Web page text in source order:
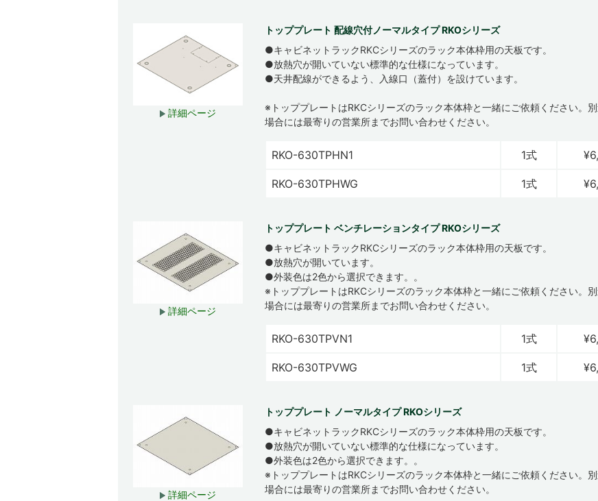
詳細ページ
トッププレート 配線穴付ノーマルタイプ RKOシリーズ
●キャビネットラックRKCシリーズのラック本体枠用の天板です。
●放熱穴が開いていない標準的な仕様になっています。
●天井配線ができるよう、入線口（蓋付）を設けています。
※トッププレートはRKCシリーズのラック本体枠と一緒にご依頼ください。
場合には最寄りの営業所までお問い合わせください。
RKO-630TPHN1 1式
RKO-630TPHWG 1式
詳細ページ
トッププレート ベンチレーションタイプ RKOシリーズ
●キャビネットラックRKCシリーズのラック本体枠用の天板です。
●放熱穴が開いています。
●外装色は2色から選択できます。。
※トッププレートはRKCシリーズのラック本体枠と一緒にご依頼ください。
場合には最寄りの営業所までお問い合わせください。
RKO-630TPVN1 1式
RKO-630TPVWG 1式
詳細ページ
トッププレート ノーマルタイプ RKOシリーズ
●キャビネットラックRKCシリーズのラック本体枠用の天板です。
●放熱穴が開いていない標準的な仕様になっています。
●外装色は2色から選択できます。。
※トッププレートはRKCシリーズのラック本体枠と一緒にご依頼ください。
場合には最寄りの営業所までお問い合わせください。